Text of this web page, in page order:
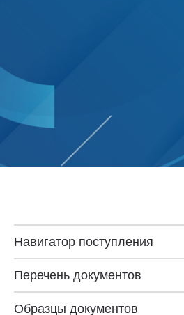
Навигатор поступления
Перечень документов
Образцы документов